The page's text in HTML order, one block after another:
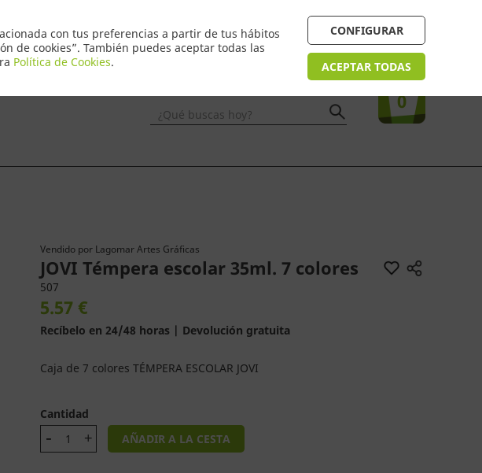
con tus preferencias a partir de tus hábitos
de cookies”. También puedes aceptar todas las
Política de Cookies.
CONFIGURAR
ACEPTAR TODAS
¿Necesitas ayuda? FAQ
Tu compra
0
¿Qué buscas hoy?
Vendido por Lagomar Artes Gráficas
JOVI Témpera escolar 35ml. 7 colores
507
5.57 €
Recíbelo en 24/48 horas | Devolución gratuita
Caja de 7 colores TÉMPERA ESCOLAR JOVI
Cantidad
AÑADIR A LA CESTA